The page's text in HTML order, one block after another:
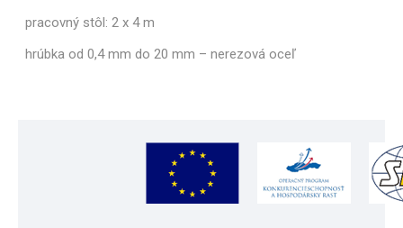
pracovný stôl: 2 x 4 m
hrúbka od 0,4 mm do 20 mm – nerezová oceľ